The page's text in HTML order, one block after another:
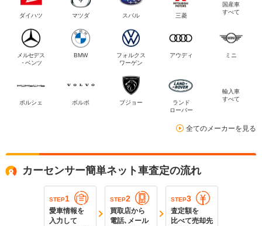
ダイハツ マツダ スバル 三菱
国産車
すべて
メルセデス
・ベンツ
BMW
フォルクス
ワーゲン
アウディ ミニ
ポルシェ ボルボ プジョー
ランド
ローバー
輸入車
すべて
全てのメーカーを見る
カーセンサー簡単ネット車査定の流れ
STEP1
愛車情報を
入力して
STEP2
買取店から
電話､メール
STEP3
査定額を
比べて売却先